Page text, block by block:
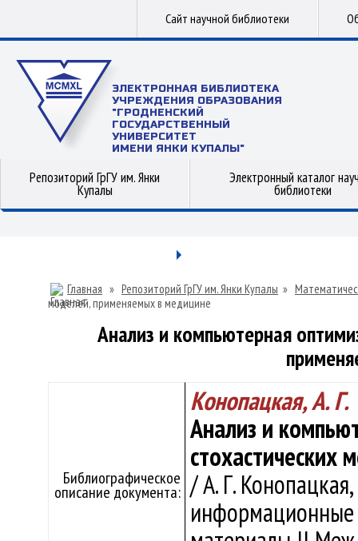
Сайт научной библиотеки
ЭЛЕКТРОННАЯ БИБЛИОТЕКА
УЧРЕЖДЕНИЯ ОБРАЗОВАНИЯ
"ГРОДНЕНСКИЙ
ГОСУДАРСТВЕННЫЙ
УНИВЕРСИТЕТ
ИМЕНИ ЯНКИ КУПАЛЫ"
Репозиторий ГрГУ им. Янки
Купалы
Электронный каталог
библиотеки
Главная » Репозиторий ГрГУ им. Янки Купалы »
моделей, применяемых в медицине
Анализ и компьютерная
Библиографическое
описание документа:
Конопацкая, А. Г.
Анализ и
/ А. Г.
информационные